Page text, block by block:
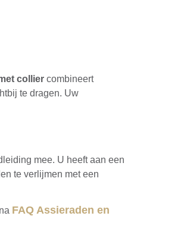
collier combineert
te dragen. Uw
mee. U heeft aan een
te verlijmen met een
FAQ Assieraden en